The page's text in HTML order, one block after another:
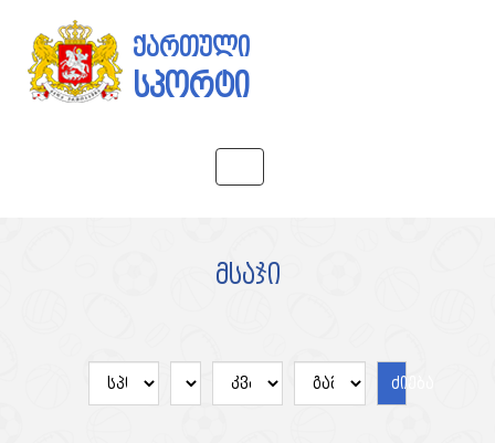
ქართული
სპორტი
navigation
მსაჯი
ძიება